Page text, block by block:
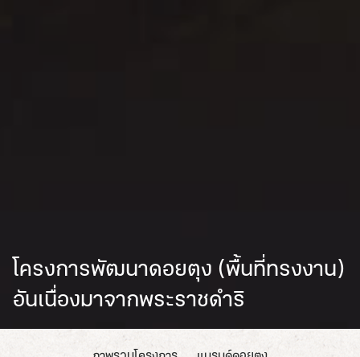
โครงการพัฒนาดอยตุง (พื้นที่ทรงงาน)
อันเนื่องมาจากพระราชดำริ